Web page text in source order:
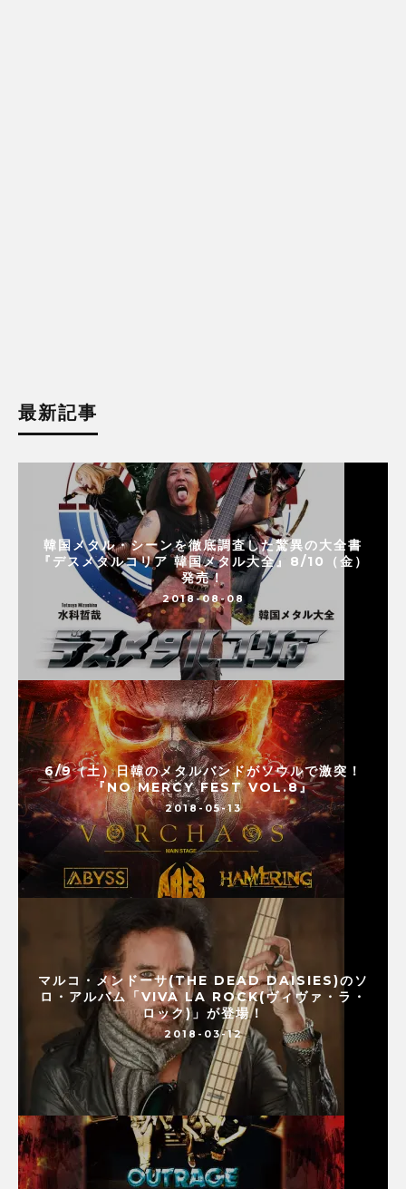
最新記事
韓国メタル・シーンを徹底調査した驚異の大全書
『デスメタルコリア 韓国メタル大全』8/10（金）
発売！
2018-08-08
6/9（土）日韓のメタルバンドがソウルで激突！
『NO MERCY FEST VOL.8』
2018-05-13
マルコ・メンドーサ(THE DEAD DAISIES)のソ
ロ・アルバム「VIVA LA ROCK(ヴィヴァ・ラ・
ロック)」が登場！
2018-03-12